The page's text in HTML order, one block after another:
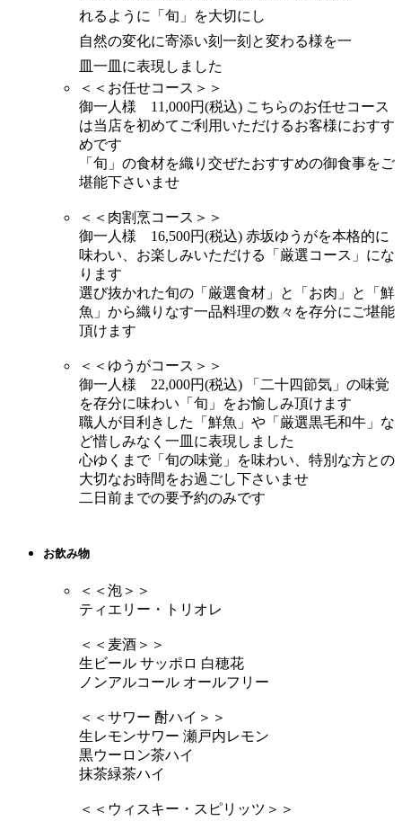
れるように「旬」を大切にし
自然の変化に寄添い刻一刻と変わる様を一
皿一皿に表現しました
＜＜お任せコース＞＞
御一人様 11,000円(税込) こちらのお任せコース
は当店を初めてご利用いただけるお客様におすす
めです
「旬」の食材を織り交ぜたおすすめの御食事をご
堪能下さいませ
＜＜肉割烹コース＞＞
御一人様 16,500円(税込) 赤坂ゆうがを本格的に
味わい、お楽しみいただける「厳選コース」にな
ります
選び抜かれた旬の「厳選食材」と「お肉」と「鮮
魚」から織りなす一品料理の数々を存分にご堪能
頂けます
＜＜ゆうがコース＞＞
御一人様 22,000円(税込) 「二十四節気」の味覚
を存分に味わい「旬」をお愉しみ頂けます
職人が目利きした「鮮魚」や「厳選黒毛和牛」な
ど惜しみなく一皿に表現しました
心ゆくまで「旬の味覚」を味わい、特別な方との
大切なお時間をお過ごし下さいませ
二日前までの要予約のみです
お飲み物
＜＜泡＞＞
ティエリー・トリオレ
＜＜麦酒＞＞
生ビール サッポロ 白穂花
ノンアルコール オールフリー
＜＜サワー 酎ハイ＞＞
生レモンサワー 瀬戸内レモン
黒ウーロン茶ハイ
抹茶緑茶ハイ
＜＜ウィスキー・スピリッツ＞＞